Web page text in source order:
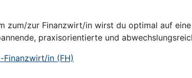
zum/zur Finanzwirt/in wirst du optimal auf
praxisorientierte und
Finanzwirt/in (FH)